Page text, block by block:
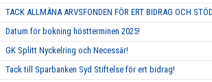
TACK ALLMÄNA ARVSFONDEN FÖR ERT BIDRAG OCH
Datum för bokning höstterminen 2025!
GK Splitt Nyckelring och Necessär!
Tack till Sparbanken Syd Stiftelse för ert bidrag!